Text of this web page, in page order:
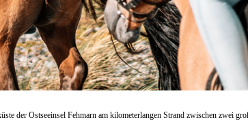
der Ostseeinsel Fehmarn am kilometerlangen Strand zwischen zwei